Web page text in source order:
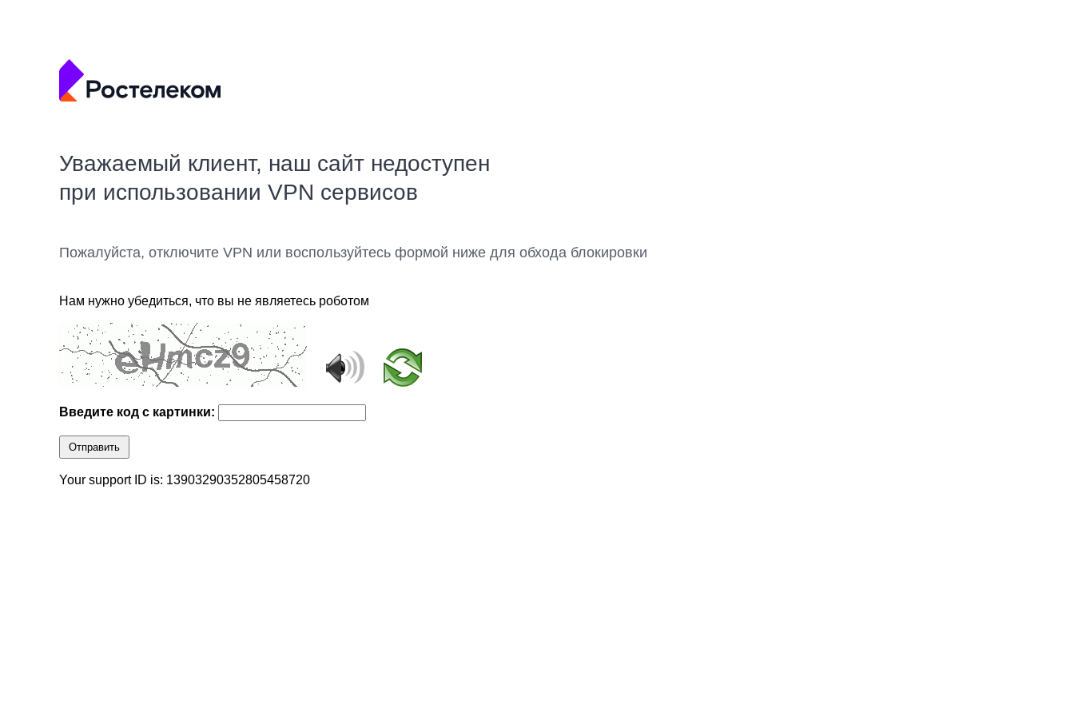
Уважаемый клиент, наш сайт недоступен
при использовании VPN сервисов
Пожалуйста, отключите VPN или воспользуйтесь формой ниже для обхода блокировки
Нам нужно убедиться, что вы не являетесь роботом
Введите код с картинки:
Отправить
Your support ID is: 13903290352805458720